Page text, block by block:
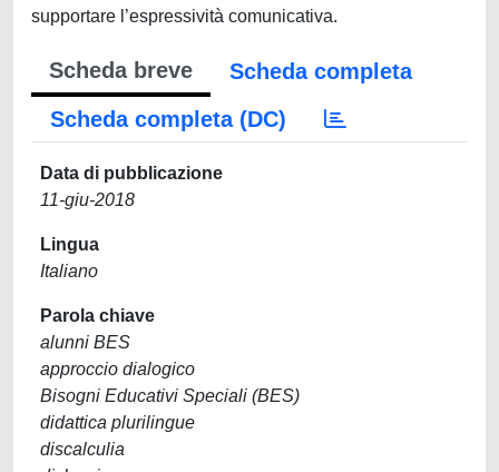
supportare l’espressività comunicativa.
Scheda breve
Scheda completa
Scheda completa (DC)
Data di pubblicazione
11-giu-2018
Lingua
Italiano
Parola chiave
alunni BES
approccio dialogico
Bisogni Educativi Speciali (BES)
didattica plurilingue
discalculia